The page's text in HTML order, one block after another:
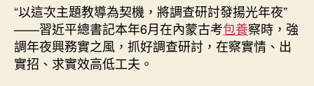
期
app
華
論：
將
“以這次主題教導為契機，將調查研討發揚光年夜”
——習近平總書記本年6月在內蒙古考包養察時，強
調年夜興務實之風，抓好調查研討，在察實情、出
實招、求實效高低工夫。